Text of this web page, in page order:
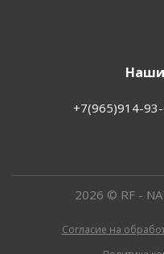
+7(965)914-
2026 © RF -
Согласие на